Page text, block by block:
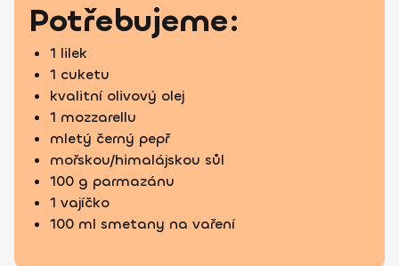
Potřebujeme:
1 lilek
1 cuketu
kvalitní olivový olej
1 mozzarellu
mletý černý pepř
mořskou/himalájskou sůl
100 g parmazánu
1 vajíčko
100 ml smetany na vaření